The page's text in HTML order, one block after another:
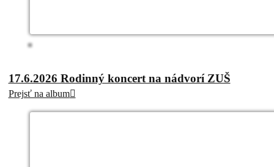
17.6.2026 Rodinný koncert na nádvorí ZUŠ
Prejsť na album